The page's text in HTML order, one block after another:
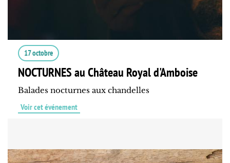
17 octobre
NOCTURNES au Château Royal d'Amboise
Balades nocturnes aux chandelles
Voir cet événement